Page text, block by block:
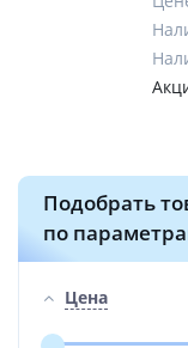
Подобрать
по
Цена